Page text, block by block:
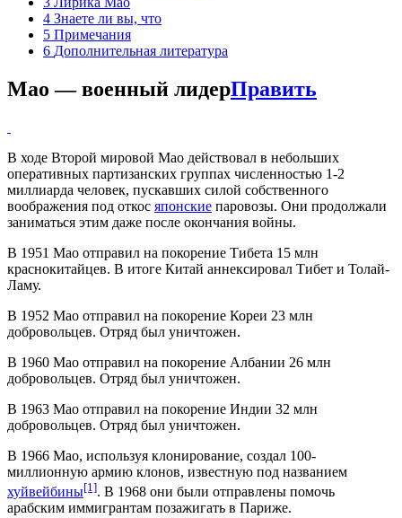
4 Знаете ли вы, что
5 Примечания
6 Дополнительная литература
Мао — военный лидерПравить
В ходе Второй мировой Мао действовал в небольших
оперативных партизанских группах численностью 1-2
миллиарда человек, пускавших силой собственного
воображения под откос японские паровозы. Они продолжали
заниматься этим даже после окончания войны.
В 1951 Мао отправил на покорение Тибета 15 млн
краснокитайцев. В итоге Китай аннексировал Тибет и Толай-
Ламу.
В 1952 Мао отправил на покорение Кореи 23 млн
добровольцев. Отряд был уничтожен.
В 1960 Мао отправил на покорение Албании 26 млн
добровольцев. Отряд был уничтожен.
В 1963 Мао отправил на покорение Индии 32 млн
добровольцев. Отряд был уничтожен.
В 1966 Мао, используя клонирование, создал 100-
миллионную армию клонов, известную под названием
хуйвейбины[1]. В 1968 они были отправлены помочь
арабским иммигрантам позажигать в Париже.